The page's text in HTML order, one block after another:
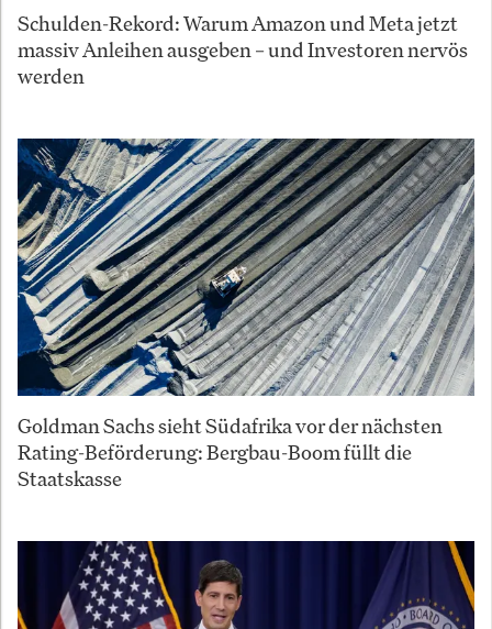
Schulden-Rekord: Warum Amazon und Meta jetzt
massiv Anleihen ausgeben – und Investoren nervös
werden
Goldman Sachs sieht Südafrika vor der nächsten
Rating-Beförderung: Bergbau-Boom füllt die
Staatskasse